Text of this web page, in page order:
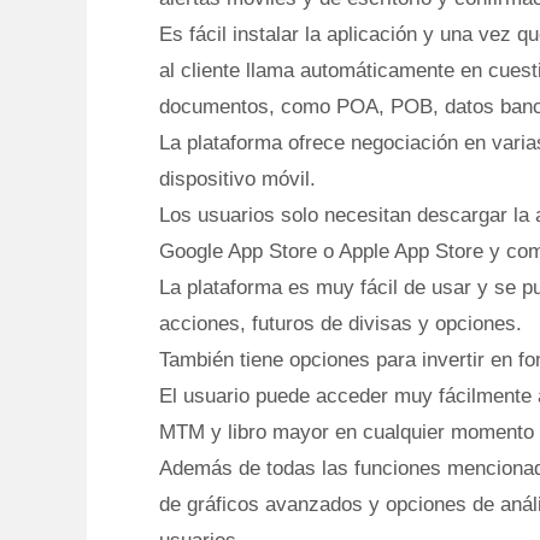
Es fácil instalar la aplicación y una vez
al cliente llama automáticamente en
documentos, como POA, POB, datos
La plataforma ofrece negociación en
dispositivo móvil.
Los usuarios solo necesitan descargar
Google App Store o Apple App Store y
La plataforma es muy fácil de usar y se
acciones, futuros de divisas y opciones.
También tiene opciones para invertir en
El usuario puede acceder muy
MTM y libro mayor en cualquier momento
Además de todas las funciones
de gráficos avanzados y opciones de